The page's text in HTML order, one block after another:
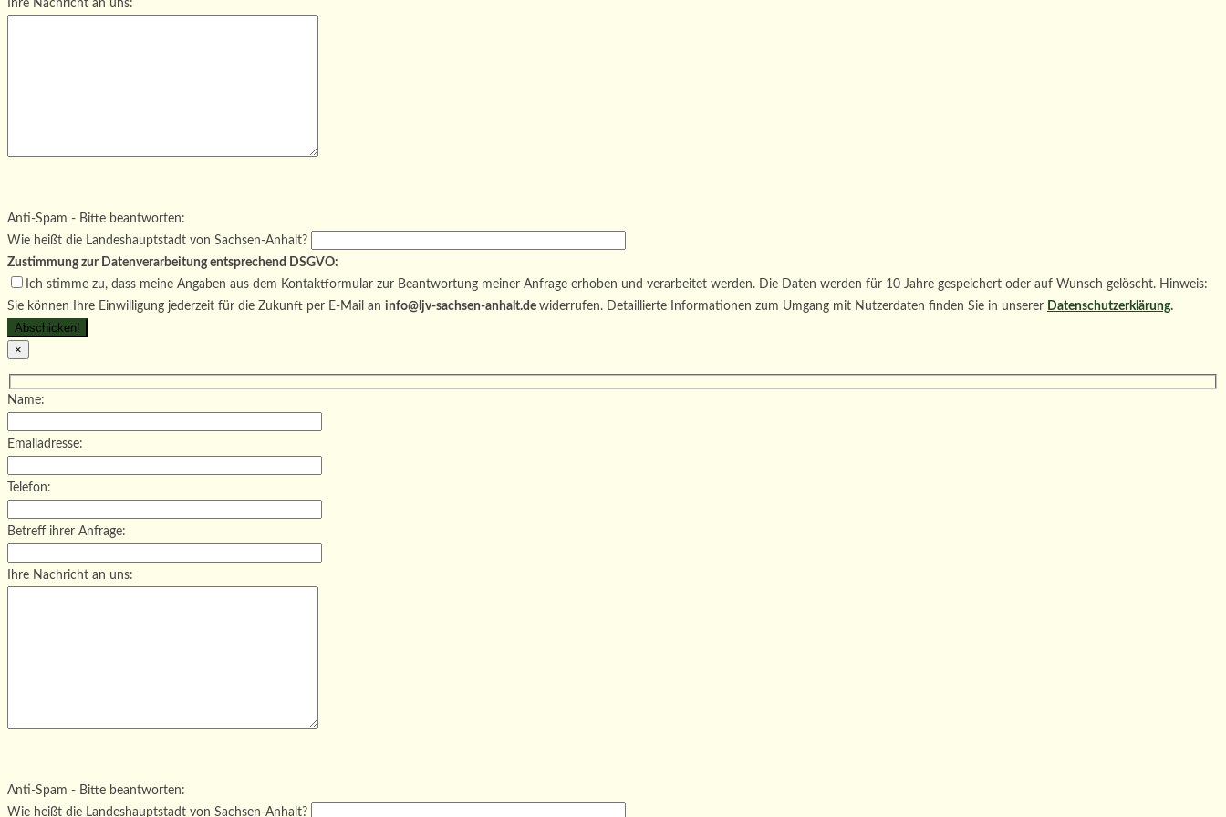
Ihre Nachricht an uns:
Bitte lasse dieses Feld leer.
Anti-Spam - Bitte beantworten:
Wie heißt die Landeshauptstadt von Sachsen-Anhalt?
Zustimmung zur Datenverarbeitung entsprechend DSGVO:
Ich stimme zu, dass meine Angaben aus dem Kontaktformular zur Beantwortung meiner Anfrage erhoben und verarbeitet werden. Die Daten werden für 10 Jahre gespeichert oder auf Wunsch gelöscht. Hinweis:
Sie können Ihre Einwilligung jederzeit für die Zukunft per E-Mail an info@ljv-sachsen-anhalt.de widerrufen. Detaillierte Informationen zum Umgang mit Nutzerdaten finden Sie in unserer Datenschutzerklärung.
×
Name:
Emailadresse:
Telefon:
Betreff ihrer Anfrage:
Ihre Nachricht an uns:
Bitte lasse dieses Feld leer.
Anti-Spam - Bitte beantworten:
Wie heißt die Landeshauptstadt von Sachsen-Anhalt?